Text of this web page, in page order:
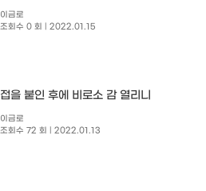
이금로
조회수 0 회
| 2022.01.15
접을 붙인 후에 비로소 감 열리니
이금로
조회수 72 회
| 2022.01.13